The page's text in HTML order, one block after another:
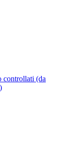
controllati (da